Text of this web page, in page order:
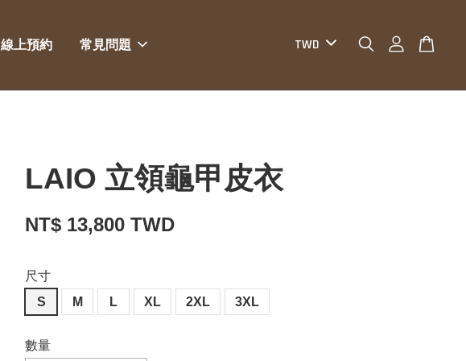
線上預約 常見問題
LAIO 立領龜甲皮衣
NT$ 13,800 TWD
尺寸
S
M L XL 2XL 3XL
數量